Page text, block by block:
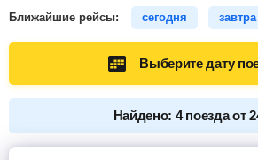
Ближайшие рейсы: сегодня завтра
Выберите дату
Найдено: 4 поезда от